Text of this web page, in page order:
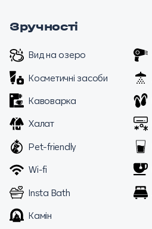
Зручності
Вид на озеро
Косметичні засоби
Кавоварка
Халат
Pet-friendly
Wi-fi
Insta Bath
Камін